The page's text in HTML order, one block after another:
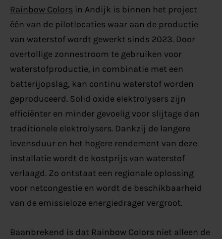
Rainbow Colors in Andijk is binnen het project
één van de pilotlocaties waar aan de productie
van waterstof wordt gewerkt sinds 2023. Door
overtollige zonnestroom te gebruiken voor
waterstofproductie, in combinatie met een
batterijopslag, kan continu waterstof worden
geproduceerd. Solid oxide elektrolysers zijn
efficiënter en minder gevoelig voor slijtage dan
traditionele elektrolysers. Dankzij de langere
levensduur en het hogere rendement van deze
installatie wordt de kostprijs van waterstof
verlaagd. Zo ontstaat een regionale oplossing
voor netcongestie en wordt de beschikbaarheid
van de emissieloze energiedrager vergroot.
Baanbrekend is dat Rainbow Colors niet alleen de